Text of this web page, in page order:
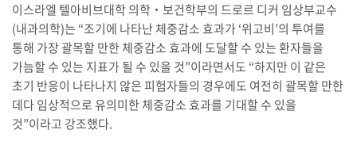
이스라엘 텔아비브대학 의학‧보건학부의 드로르 디커 임상부교수
(내과의학)는 “조기에 나타난 체중감소 효과가 ‘위고비’의 투여를
통해 가장 괄목할 만한 체중감소 효과에 도달할 수 있는 환자들을
가늠할 수 있는 지표가 될 수 있을 것”이라면서도 “하지만 이 같은
초기 반응이 나타나지 않은 피험자들의 경우에도 여전히 괄목할 만한
데다 임상적으로 유의미한 체중감소 효과를 기대할 수 있을
것”이라고 강조했다.